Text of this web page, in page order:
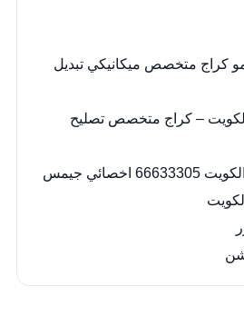
كراج متخصص ميكانيكي تبديل
الكويت – كراج متخصص تصليح
جيمس